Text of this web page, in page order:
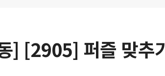
] [2905] 퍼즐 맞추기